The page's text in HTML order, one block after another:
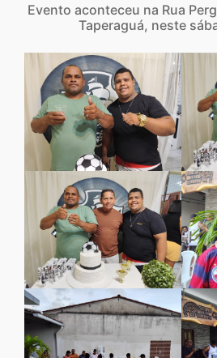
Evento aconteceu na Rua
Taperaguá, neste